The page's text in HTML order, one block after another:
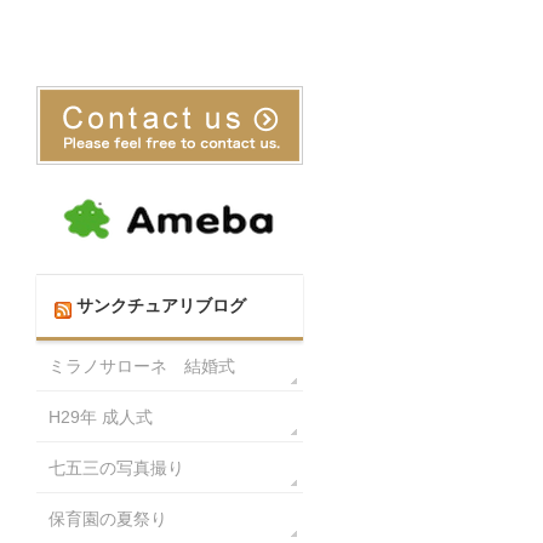
サンクチュアリブログ
ミラノサローネ 結婚式
H29年 成人式
七五三の写真撮り
保育園の夏祭り